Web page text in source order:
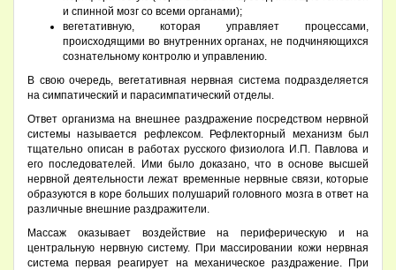
и спинной мозг со всеми органами);
вегетативную, которая управляет процессами,
происходящими во внутренних органах, не подчиняющихся
сознательному контролю и управлению.
В свою очередь, вегетативная нервная система подразделяется
на симпатический и парасимпатический отделы.
Ответ организма на внешнее раздражение посредством нервной
системы называется рефлексом. Рефлекторный механизм был
тщательно описан в работах русского физиолога И.П. Павлова и
его последователей. Ими было доказано, что в основе высшей
нервной деятельности лежат временные нервные связи, которые
образуются в коре больших полушарий головного мозга в ответ на
различные внешние раздражители.
Массаж оказывает воздействие на периферическую и на
центральную нервную систему. При массировании кожи нервная
система первая реагирует на механическое раздражение. При